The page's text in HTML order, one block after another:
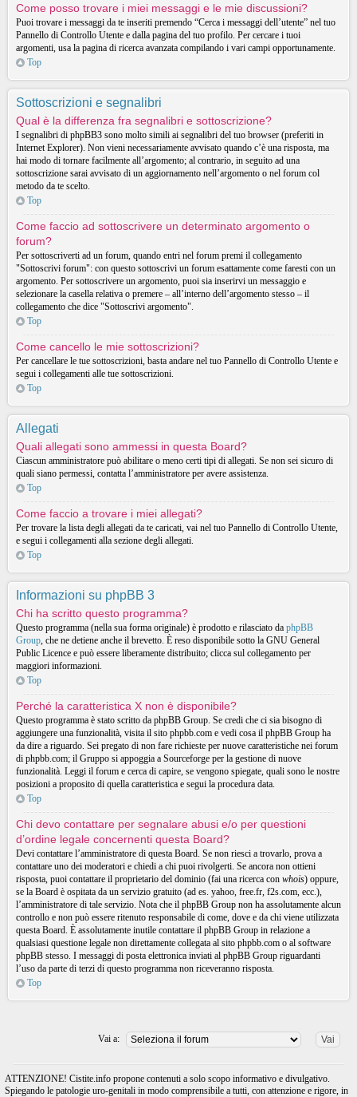
Come posso trovare i miei messaggi e le mie discussioni?
Puoi trovare i messaggi da te inseriti premendo “Cerca i messaggi dell’utente” nel tuo
Pannello di Controllo Utente e dalla pagina del tuo profilo. Per cercare i tuoi
argomenti, usa la pagina di ricerca avanzata compilando i vari campi opportunamente.
Top
Sottoscrizioni e segnalibri
Qual è la differenza fra segnalibri e sottoscrizione?
I segnalibri di phpBB3 sono molto simili ai segnalibri del tuo browser (preferiti in
Internet Explorer). Non vieni necessariamente avvisato quando c’è una risposta, ma
hai modo di tornare facilmente all’argomento; al contrario, in seguito ad una
sottoscrizione sarai avvisato di un aggiornamento nell’argomento o nel forum col
metodo da te scelto.
Top
Come faccio ad sottoscrivere un determinato argomento o
forum?
Per sottoscriverti ad un forum, quando entri nel forum premi il collegamento
"Sottoscrivi forum": con questo sottoscrivi un forum esattamente come faresti con un
argomento. Per sottoscrivere un argomento, puoi sia inserirvi un messaggio e
selezionare la casella relativa o premere – all’interno dell’argomento stesso – il
collegamento che dice "Sottoscrivi argomento".
Top
Come cancello le mie sottoscrizioni?
Per cancellare le tue sottoscrizioni, basta andare nel tuo Pannello di Controllo Utente e
segui i collegamenti alle tue sottoscrizioni.
Top
Allegati
Quali allegati sono ammessi in questa Board?
Ciascun amministratore può abilitare o meno certi tipi di allegati. Se non sei sicuro di
quali siano permessi, contatta l’amministratore per avere assistenza.
Top
Come faccio a trovare i miei allegati?
Per trovare la lista degli allegati da te caricati, vai nel tuo Pannello di Controllo Utente,
e segui i collegamenti alla sezione degli allegati.
Top
Informazioni su phpBB 3
Chi ha scritto questo programma?
Questo programma (nella sua forma originale) è prodotto e rilasciato da phpBB
Group, che ne detiene anche il brevetto. È reso disponibile sotto la GNU General
Public Licence e può essere liberamente distribuito; clicca sul collegamento per
maggiori informazioni.
Top
Perché la caratteristica X non è disponibile?
Questo programma è stato scritto da phpBB Group. Se credi che ci sia bisogno di
aggiungere una funzionalità, visita il sito phpbb.com e vedi cosa il phpBB Group ha
da dire a riguardo. Sei pregato di non fare richieste per nuove caratteristiche nei forum
di phpbb.com; il Gruppo si appoggia a Sourceforge per la gestione di nuove
funzionalità. Leggi il forum e cerca di capire, se vengono spiegate, quali sono le nostre
posizioni a proposito di quella caratteristica e segui la procedura data.
Top
Chi devo contattare per segnalare abusi e/o per questioni
d’ordine legale concernenti questa Board?
Devi contattare l’amministratore di questa Board. Se non riesci a trovarlo, prova a
contattare uno dei moderatori e chiedi a chi puoi rivolgerti. Se ancora non ottieni
risposta, puoi contattare il proprietario del dominio (fai una ricerca con whois) oppure,
se la Board è ospitata da un servizio gratuito (ad es. yahoo, free.fr, f2s.com, ecc.),
l’amministratore di tale servizio. Nota che il phpBB Group non ha assolutamente alcun
controllo e non può essere ritenuto responsabile di come, dove e da chi viene utilizzata
questa Board. È assolutamente inutile contattare il phpBB Group in relazione a
qualsiasi questione legale non direttamente collegata al sito phpbb.com o al software
phpBB stesso. I messaggi di posta elettronica inviati al phpBB Group riguardanti
l’uso da parte di terzi di questo programma non riceveranno risposta.
Top
Vai a:
ATTENZIONE! Cistite.info propone contenuti a solo scopo informativo e divulgativo.
Spiegando le patologie uro-genitali in modo comprensibile a tutti, con attenzione e rigore, in